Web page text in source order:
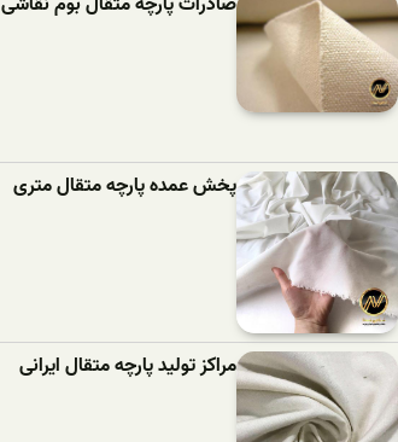
پخش عمده پارچه متقال متری
مراکز تولید پارچه متقال ایرانی